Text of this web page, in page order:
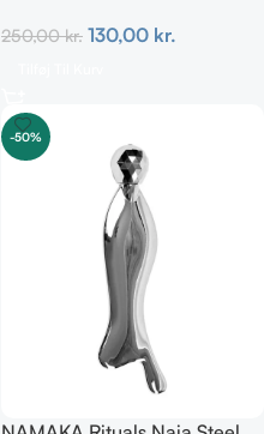
250,00kr. 130,00 kr.
-50%